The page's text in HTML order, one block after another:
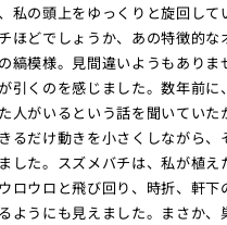
私の頭上をゆっくりと旋回して
ほどでしょうか、あの特徴的な
縞模様。見間違いようもありま
引くのを感じました。数年前に
人がいるという話を聞いていた
るだけ動きを小さくしながら、
した。スズメバチは、私が植え
ロウロと飛び回り、時折、軒下
ようにも見えました。まさか、